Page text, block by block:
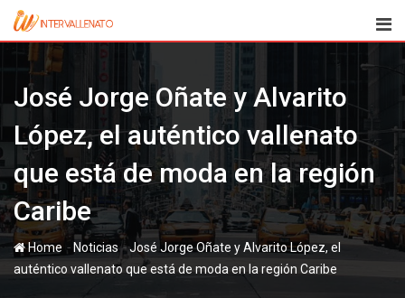
Skip
content
José Jorge Oñate y Alvarito
López, el auténtico vallenato
que está de moda en la región
Caribe
Home - Noticias-José Jorge Oñate y Alvarito López, el
auténtico vallenato que está de moda en la región Caribe